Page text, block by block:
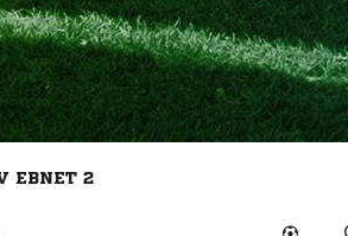
EBNET 2